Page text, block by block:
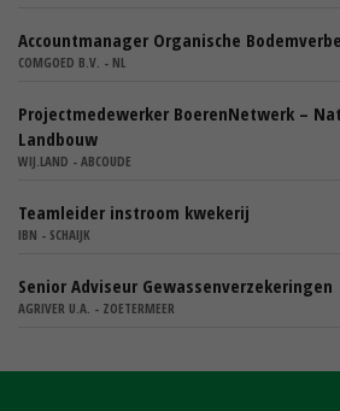
Accountmanager Organische
COMGOED B.V. - NL
Projectmedewerker BoerenNetwerk –
Landbouw
WIJ.LAND - ABCOUDE
Teamleider instroom kwekerij
IBN - SCHAIJK
Senior Adviseur Gewassenverzekeringen
AGRIVER U.A. - ZOETERMEER